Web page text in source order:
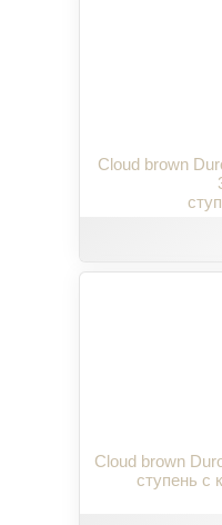
Cloud brown
Cloud brown
ступень с